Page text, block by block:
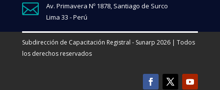

Av. Primavera Nº 1878, Santiago de Surco
Lima 33 - Perú
Subdirección de Capacitación Registral - Sunarp 2026 | Todos
los derechos reservados